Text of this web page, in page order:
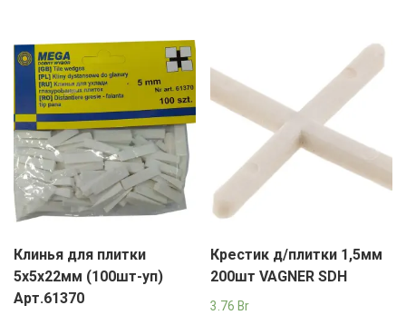
Клинья для плитки
5х5х22мм (100шт-уп)
Арт.61370
Крестик д/плитки 1,5мм
200шт VAGNER SDH
3.76 Br